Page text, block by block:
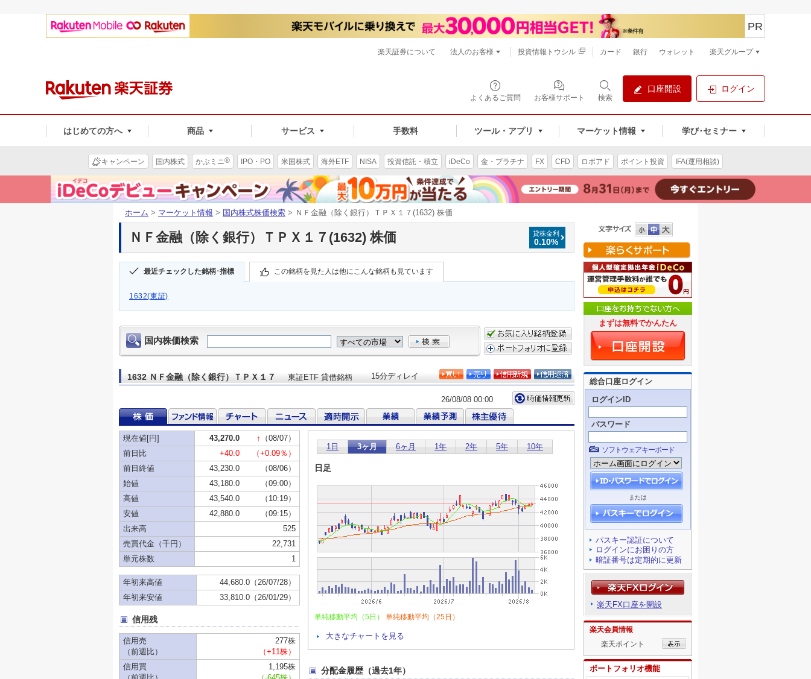
よくあるご質問 お客様サポート 検索
口座開設 ログイン
はじめての方へ 商品 サービス 手数料 ツール・アプリ マーケット情報 学び･セミナー
PR
楽天証券について 法人のお客様 投資情報トウシル カード 銀行 ウォレット 楽天グループ
キャンペーン 国内株式 かぶミニ® IPO・PO 米国株式 海外ETF NISA 投資信託・積立 iDeCo 金・プラチナ FX CFD ロボアド ポイント投資 IFA(運用相談)
ホーム > マーケット情報 > 国内株式株価検索 > ＮＦ金融（除く銀行）ＴＰＸ１７(1632) 株価
貸株金利
0.10%
ＮＦ金融（除く銀行）ＴＰＸ１７(1632) 株価
最近チェックした銘柄･指標 この銘柄を見た人は他にこんな銘柄も見ています
1632(東証)
まずは無料でかんたん
総合口座ログイン
ログインID
パスワード
ソフトウェアキーボード
または
パスキー認証について
ログインにお困りの方
暗証番号は定期的に更新
楽天FX口座を開設
楽天会員情報
楽天ポイント
ポートフォリオ機能